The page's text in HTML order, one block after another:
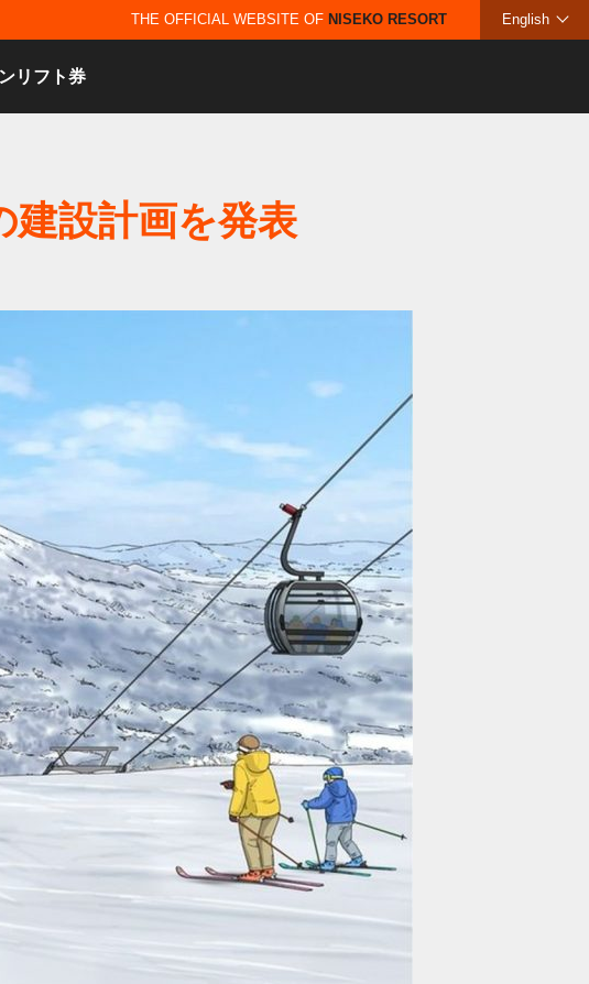
THE OFFICIAL WEBSITE OF NISEKO RESORT English
リフト券
建設計画を発表